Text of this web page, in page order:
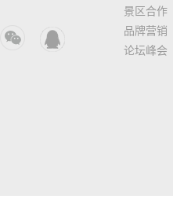
景区合作
品牌营销
论坛峰会